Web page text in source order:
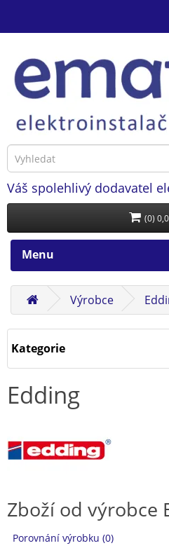
Váš spolehlivý dodavatel
(0)
Menu
Výrobce
Kategorie
Edding
Zboží od výrobce
Porovnání výrobku (0)